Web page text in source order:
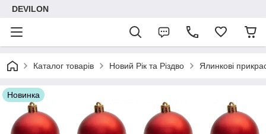
DEVILON
Каталог товарів Новий Рік та Різдво Ялинкові
Новинка